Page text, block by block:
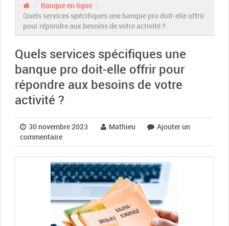
Banque en ligne
Quels services spécifiques une banque pro doit-elle offrir
pour répondre aux besoins de votre activité ?
Quels services spécifiques une
banque pro doit-elle offrir pour
répondre aux besoins de votre
activité ?
30 novembre 2023 Mathieu
Ajouter un
commentaire